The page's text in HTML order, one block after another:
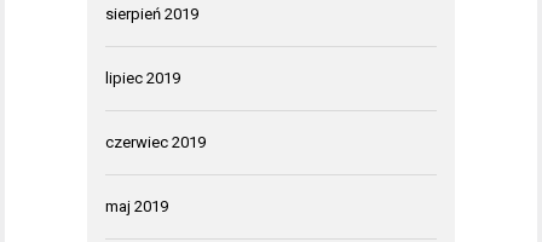
sierpień 2019
lipiec 2019
czerwiec 2019
maj 2019